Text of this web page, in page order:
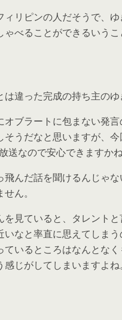
ィリピンの人だそうで、
ゃべることができるいうこ
は違った完成の持ち主のゆ
オブラートに包まない発
そうだなと思いますが、今
送なので安心できますかね
飛んだ話を聞けるんじゃ
ん。
を見ていると、タレント
いなと率直に思えてしま
ているところはなんとな
感じがしてしまいますよね。